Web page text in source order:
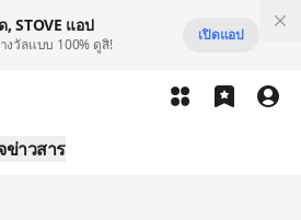
STOVE แอป
งวัลแบบ 100% ดูสิ!
เปิดแอป
ข่าวสาร